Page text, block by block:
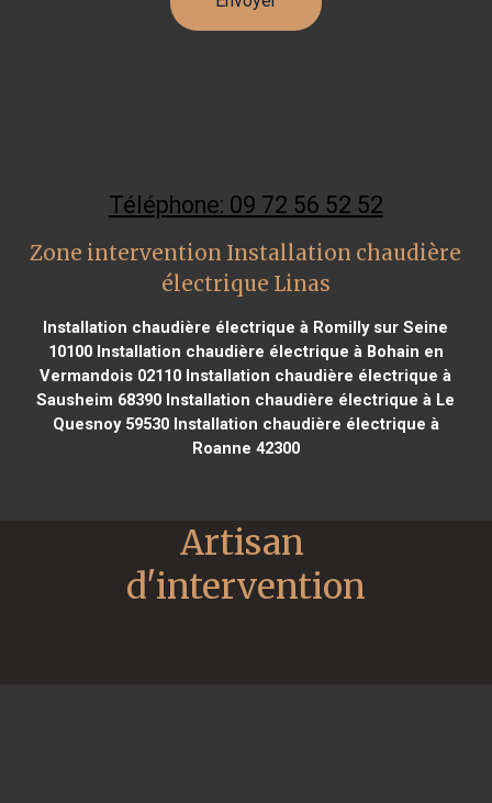
Téléphone: 09 72 56 52 52
Zone intervention Installation chaudière
électrique Linas
Installation chaudière électrique à Romilly sur Seine
10100Installation chaudière électrique à Bohain en
Vermandois 02110 Installation chaudière électrique à
Sausheim 68390 Installation chaudière électrique à Le
Quesnoy 59530Installation chaudière électrique à
Roanne 42300
Artisan
d'intervention